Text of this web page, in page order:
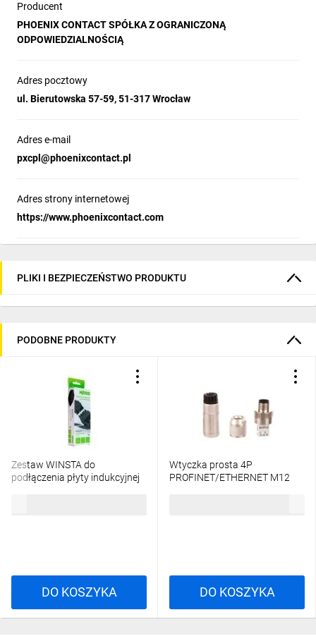
Producent
PHOENIX CONTACT SPÓŁKA Z OGRANICZONĄ
ODPOWIEDZIALNOŚCIĄ
Adres pocztowy
ul. Bierutowska 57-59, 51-317 Wrocław
Adres e-mail
pxcpl@phoenixcontact.pl
Adres strony internetowej
https://www.phoenixcontact.com
PLIKI I BEZPIECZEŃSTWO PRODUKTU
PODOBNE PRODUKTY
Zestaw WINSTA do
podłączenia płyty indukcyjnej
DO KOSZYKA
Wtyczka prosta 4P
PROFINET/ETHERNET M12
DO KOSZYKA